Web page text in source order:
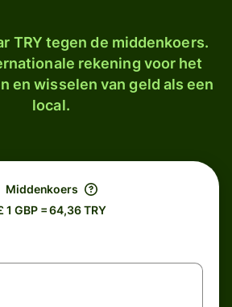
TRY tegen de middenkoers.
rekening voor het
en wisselen van geld als een
local.
Middenkoers
1 GBP = 64,36 TRY